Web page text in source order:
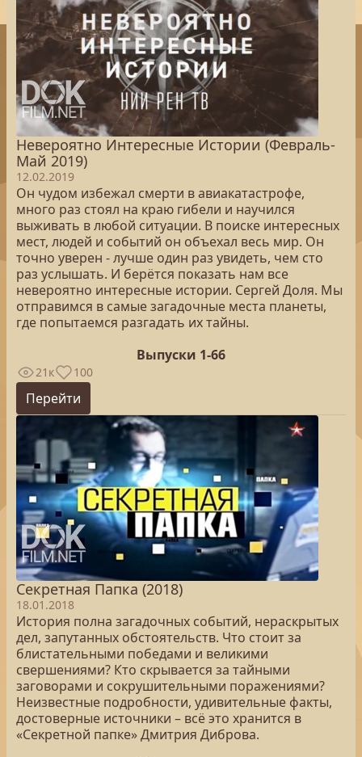
Невероятно Интересные Истории (Февраль-
Май 2019)
12.02.2019
Он чудом избежал смерти в авиакатастрофе,
много раз стоял на краю гибели и научился
выживать в любой ситуации. В поиске интересных
мест, людей и событий он объехал весь мир. Он
точно уверен - лучше один раз увидеть, чем сто
раз услышать. И берётся показать нам все
невероятно интересные истории. Сергей Доля. Мы
отправимся в самые загадочные места планеты,
где попытаемся разгадать их тайны.
Выпуски 1-66
21к 100
Перейти
Секретная Папка (2018)
18.01.2018
История полна загадочных событий, нераскрытых
дел, запутанных обстоятельств. Что стоит за
блистательными победами и великими
свершениями? Кто скрывается за тайными
заговорами и сокрушительными поражениями?
Неизвестные подробности, удивительные факты,
достоверные источники – всё это хранится в
«Секретной папке» Дмитрия Диброва.